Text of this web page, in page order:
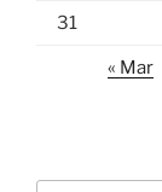
31
« Mar